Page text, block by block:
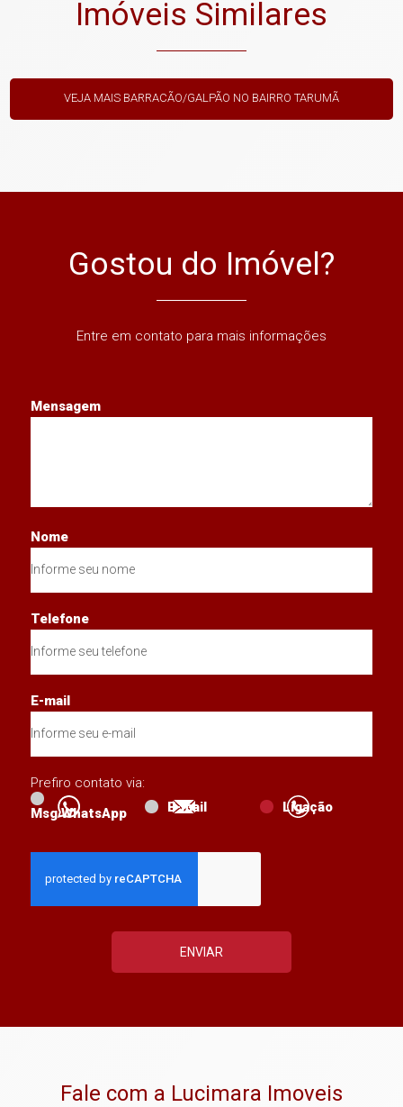
Imóveis Similares
VEJA MAIS BARRACÃO/GALPÃO NO BAIRRO TARUMÃ
Gostou do Imóvel?
Entre em contato para mais informações
Mensagem
Nome
Telefone
E-mail
Prefiro contato via:
Msg WhatsApp
E-mail Ligação
ENVIAR
Fale com a Lucimara Imoveis